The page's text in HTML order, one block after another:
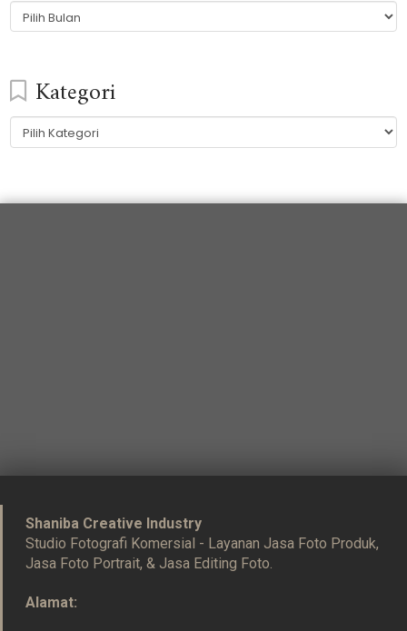
Arsip
Kategori
Kategori
Shaniba Creative Industry
Studio Fotografi Komersial - Layanan Jasa Foto Produk,
Jasa Foto Portrait, & Jasa Editing Foto.
Alamat: